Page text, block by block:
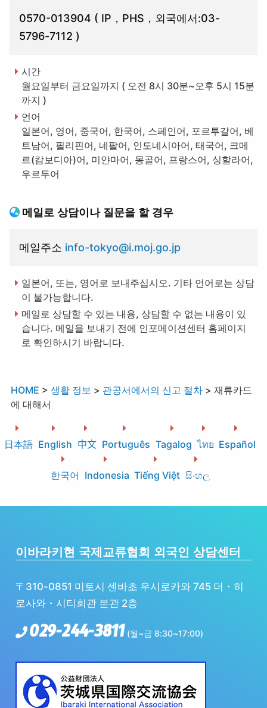
0570-013904 ( IP，PHS，외국에서:03-
5796-7112 )
시간
월요일부터 금요일까지 ( 오전 8시 30분~오후 5시 15분
까지 )
언어
일본어, 영어, 중국어, 한국어, 스페인어, 포르투갈어, 베
트남어, 필리핀어, 네팔어, 인도네시아어, 태국어, 크메
르(캄보디아)어, 미얀마어, 몽골어, 프랑스어, 싱할라어,
우르두어
메일로 상담이나 질문을 할 경우
메일주소 info-tokyo@i.moj.go.jp
일본어, 또는, 영어로 보내주십시오. 기타 언어로는 상담
이 불가능합니다.
메일로 상담할 수 있는 내용, 상담할 수 없는 내용이 있
습니다. 메일을 보내기 전에 인포메이션센터 홈페이지
로 확인하시기 바랍니다.
HOME > 생활 정보 > 관공서에서의 신고 절차 > 재류카드
에 대해서
日本語 English 中文 Português Tagalog ไทย Español
한국어 Indonesia Tiếng Việt සිංහල
이바라키현 국제교류협회 외국인 상담센터
〒310-0851 미토시 센바초 우시로카와 745 더・히
로사와・시티회관 분관 2층
029-244-3811 (월~금 8:30~17:00)